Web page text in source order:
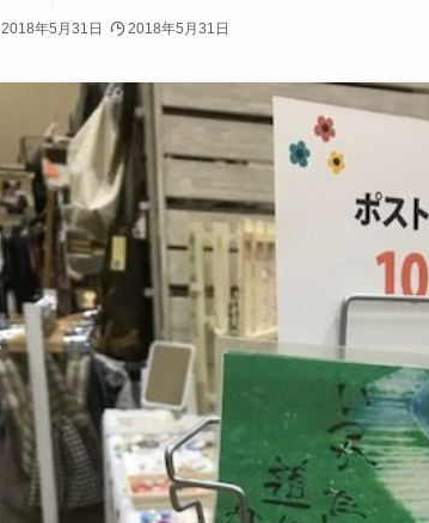
2018年5月31日 2018年5月31日